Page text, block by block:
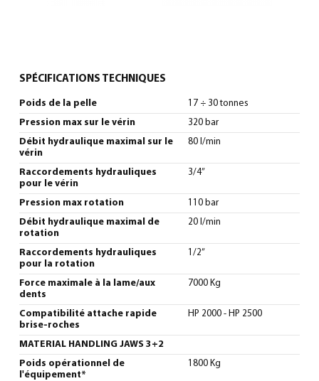
SPÉCIFICATIONS TECHNIQUES
Poids de la pelle 17 ÷ 30 tonnes
Pression max sur le vérin 320 bar
Débit hydraulique maximal sur le
vérin
80 l/min
Raccordements hydrauliques
pour le vérin
3/4”
Pression max rotation 110 bar
Débit hydraulique maximal de
rotation
20 l/min
Raccordements hydrauliques
pour la rotation
1/2”
Force maximale à la lame/aux
dents
7000 Kg
Compatibilité attache rapide
brise-roches
HP 2000 - HP 2500
MATERIAL HANDLING JAWS 3+2
Poids opérationnel de
l'équipement*
1800 Kg